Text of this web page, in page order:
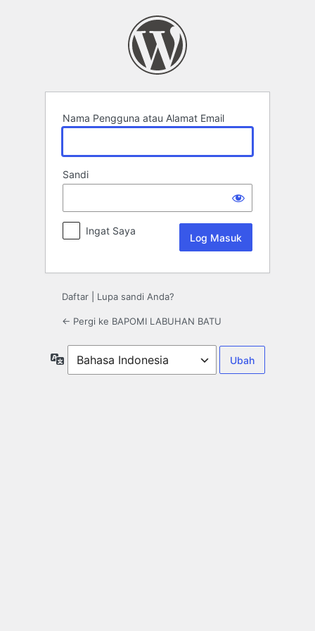
Nama Pengguna atau Alamat Email
Sandi
Ingat Saya
Daftar Lupa sandi Anda?
← Pergi ke BAPOMI LABUHAN BATU
Bahasa